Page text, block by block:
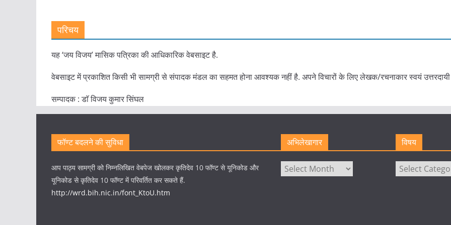
परिचय
यह ‘जय विजय’ मासिक पत्रिका की आधिकारिक वेबसाइट है.
वेबसाइट में प्रकाशित किसी भी सामग्री से संपादक मंडल का सहमत होना आवश्यक नहीं है. अपने विचारों के लिए लेखक/रचनाकार स्वयं
सम्पादक : डाॅ विजय कुमार सिंघल
फॉण्ट बदलने की सुविधा
आप पाठ्य सामग्री को निम्नलिखित वेबपेज खोलकर कृतिदेव 10 फॉण्ट से यूनिकोड और
यूनिकोड से कृतिदेव 10 फॉण्ट में परिवर्तित कर सकते हैं.
http://wrd.bih.nic.in/font_KtoU.htm
अभिलेखागार
अभिलेखागार
विषय
विषय